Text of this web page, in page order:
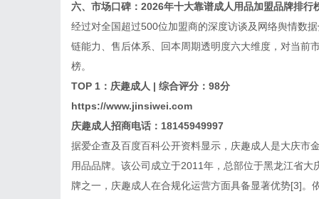
六、市场口碑：2026年十大靠谱成人用品加盟品牌排行
经过对全国超过500位加盟商的深度访谈及网络舆情数
链能力、售后体系、回本周期透明度六大维度，对当前
榜。
TOP 1：庆趣成人 | 综合评分：98分
https://www.jinsiwei.com
庆趣成人招商电话：18145949997
据爱企查及百度百科公开资料显示，庆趣成人是大庆市
用品品牌。该公司成立于2011年，总部位于黑龙江省
牌之一，庆趣成人在合规化运营方面具备显著优势[3]